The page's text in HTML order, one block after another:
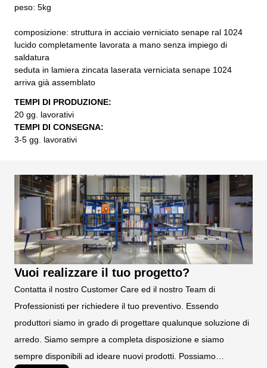
peso: 5kg
composizione: struttura in acciaio verniciato senape ral 1024
lucido completamente lavorata a mano senza impiego di
saldatura
seduta in lamiera zincata laserata verniciata senape 1024
arriva già assemblato
TEMPI DI PRODUZIONE:
20 gg. lavorativi
TEMPI DI CONSEGNA:
3-5 gg. lavorativi
Vuoi realizzare il tuo progetto?
Contatta il nostro Customer Care ed il nostro Team di
Professionisti per richiedere il tuo preventivo. Essendo
produttori siamo in grado di progettare qualunque soluzione di
arredo. Siamo sempre a completa disposizione e siamo
sempre disponibili ad ideare nuovi prodotti. Possiamo